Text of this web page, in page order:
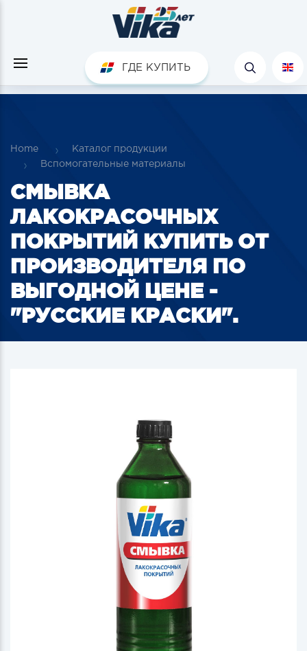
ГДЕ КУПИТЬ
Home
Каталог продукции
Вспомогательные материалы
СМЫВКА
ЛАКОКРАСОЧНЫХ
ПОКРЫТИЙ КУПИТЬ ОТ
ПРОИЗВОДИТЕЛЯ ПО
ВЫГОДНОЙ ЦЕНЕ -
"РУССКИЕ КРАСКИ".